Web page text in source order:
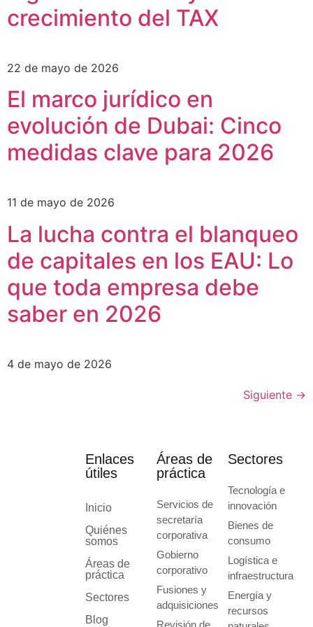
crecimiento del TAX
22 de mayo de 2026
El marco jurídico en
evolución de Dubai: Cinco
medidas clave para 2026
11 de mayo de 2026
La lucha contra el blanqueo
de capitales en los EAU: Lo
que toda empresa debe
saber en 2026
4 de mayo de 2026
Siguiente →
Enlaces
útiles
Inicio
Quiénes
somos
Áreas de
práctica
Sectores
Blog
Áreas de
práctica
Servicios de
secretaría
corporativa
Gobierno
corporativo
Fusiones y
adquisiciones
Revisión de
Sectores
Tecnología e
innovación
Bienes de
consumo
Logística e
infraestructura
Energía y
recursos